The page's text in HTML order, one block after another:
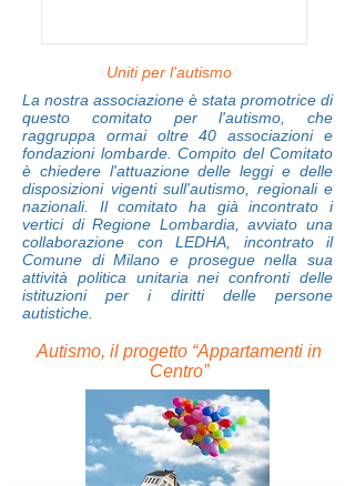
Uniti per l'autismo
La nostra associazione è stata promotrice di
questo comitato per l'autismo, che
raggruppa ormai oltre 40 associazioni e
fondazioni lombarde. Compito del Comitato
è chiedere l'attuazione delle leggi e delle
disposizioni vigenti sull'autismo, regionali e
nazionali. Il comitato ha già incontrato i
vertici di Regione Lombardia, avviato una
collaborazione con LEDHA, incontrato il
Comune di Milano e prosegue nella sua
attività politica unitaria nei confronti delle
istituzioni per i diritti delle persone
autistiche.
Autismo, il progetto “Appartamenti in
Centro”